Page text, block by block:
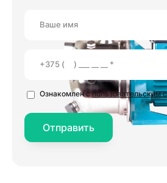
Ознакомлен спользовательским
Отправить